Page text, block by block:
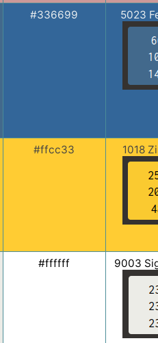
#336699 5023
#ffcc33 1018
#ffffff 9003